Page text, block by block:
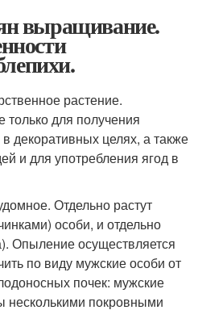
выращивание.
растение.
для получения
декоративных целях, а также
и для употребления ягод в
Отдельно растут
особи, и отдельно
Опыление осуществляется
по виду мужские особи от
почек: мужские
несколькими покровными